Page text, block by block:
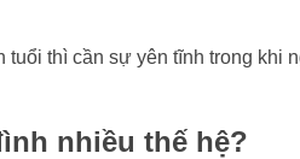
thì cần sự yên tĩnh trong khi
nhiều thế hệ?